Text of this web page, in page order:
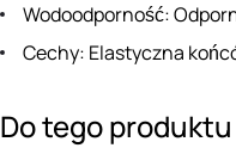
Wodoodporność:
Cechy: Elastyczna
Do tego